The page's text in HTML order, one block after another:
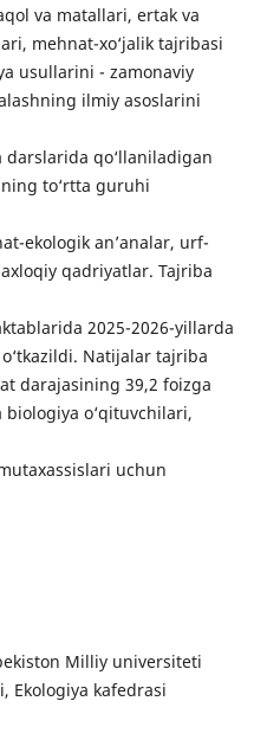
va matallari, ertak va
mehnat-xo‘jalik tajribasi
usullarini - zamonaviy
ilmiy asoslarini
qo‘llaniladigan
to‘rtta guruhi
ekologik an’analar, urf-
qadriyatlar. Tajriba
2025-2026-yillarda
Natijalar tajriba
darajasining 39,2 foizga
o‘qituvchilari,
uchun
Milliy universiteti
Ekologiya kafedrasi